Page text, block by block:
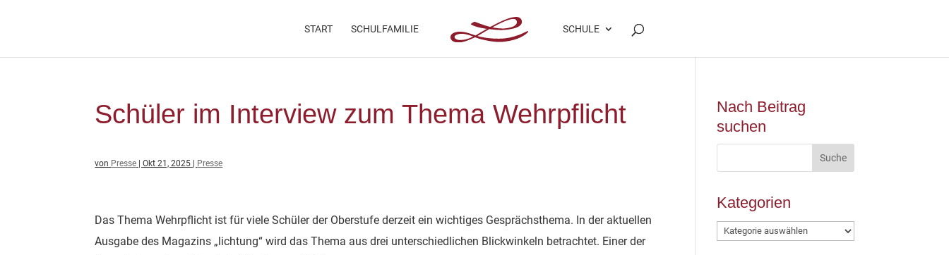
START SCHULFAMILIE SCHULE
Schüler im Interview zum Thema Wehrpflicht
von Presse |Okt 21, 2025 Presse
Das Thema Wehrpflicht ist für viele Schüler der Oberstufe derzeit ein wichtiges Gesprächsthema. In der aktuellen
Ausgabe des Magazins „lichtung“ wird das Thema aus drei unterschiedlichen Blickwinkeln betrachtet. Einer der
Nach Beitrag
suchen
Kategorien
Kategorien